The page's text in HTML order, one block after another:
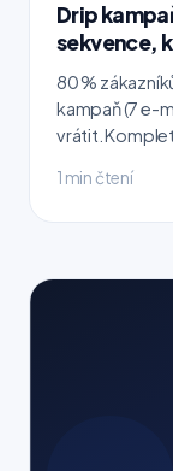
Drip
sekvence,
80 %
kampaň (7 e-
vrátit.
1 min čtení